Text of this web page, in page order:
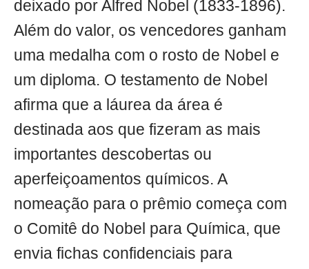
deixado por Alfred Nobel (1833-1896).
Além do valor, os vencedores ganham
uma medalha com o rosto de Nobel e
um diploma. O testamento de Nobel
afirma que a láurea da área é
destinada aos que fizeram as mais
importantes descobertas ou
aperfeiçoamentos químicos. A
nomeação para o prêmio começa com
o Comitê do Nobel para Química, que
envia fichas confidenciais para